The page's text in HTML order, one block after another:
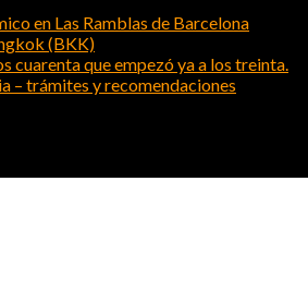
en Las Ramblas de Barcelona
(BKK)
cuarenta que empezó ya a los treinta.
– trámites y recomendaciones